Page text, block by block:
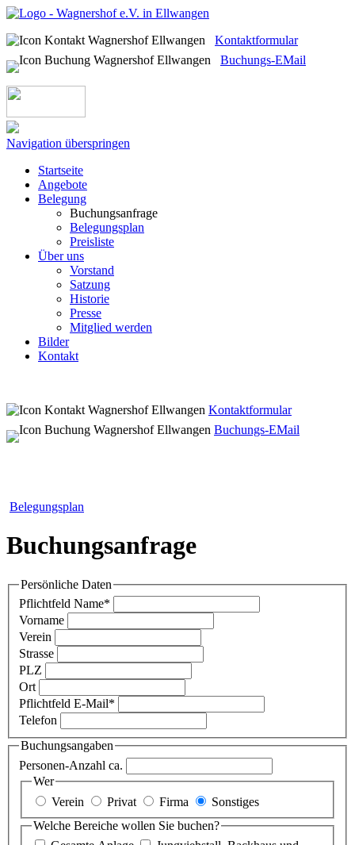
Kontaktformular
Buchungs-EMail
Navigation überspringen
Startseite
Angebote
Belegung
Buchungsanfrage
Belegungsplan
Preisliste
Über uns
Vorstand
Satzung
Historie
Presse
Mitglied werden
Bilder
Kontakt
Kontaktformular
Buchungs-EMail
Belegungsplan
Buchungsanfrage
Persönliche Daten
Pflichtfeld Name*
Vorname
Verein
Strasse
PLZ
Ort
Pflichtfeld E-Mail*
Telefon
Buchungsangaben
Personen-Anzahl ca.
Wer
Verein
Privat Firma
Sonstiges
Welche Bereiche wollen Sie buchen?